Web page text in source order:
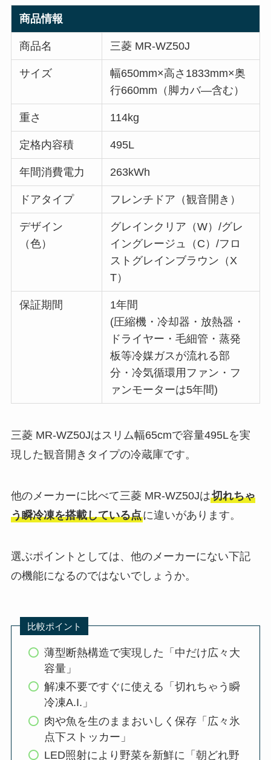
商品情報
商品名 三菱 MR-WZ50J
サイズ
幅650mm×高さ1833mm×奥
行660mm（脚カバ―含む）
重さ 114kg
定格内容積 495L
年間消費電力 263kWh
ドアタイプ フレンチドア（観音開き）
デザイン
（色）
グレインクリア（W）/グレ
イングレージュ（C）/フロ
ストグレインブラウン（X
T）
保証期間
1年間
(圧縮機・冷却器・放熱器・
ドライヤー・毛細管・蒸発
板等冷媒ガスが流れる部
分・冷気循環用ファン・フ
ァンモーターは5年間)
三菱 MR-WZ50Jはスリム幅65cmで容量495Lを実
現した観音開きタイプの冷蔵庫です。
他のメーカーに比べて三菱 MR-WZ50Jは切れちゃ
う瞬冷凍を搭載している点に違いがあります。
選ぶポイントとしては、他のメーカーにない下記
の機能になるのではないでしょうか。
比較ポイント
薄型断熱構造で実現した「中だけ広々大
容量」
解凍不要ですぐに使える「切れちゃう瞬
冷凍A.I.」
肉や魚を生のままおいしく保存「広々氷
点下ストッカー」
LED照射により野菜を新鮮に「朝どれ野